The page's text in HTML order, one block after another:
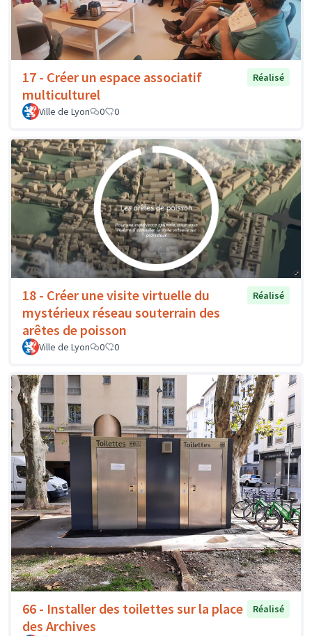
17 - Créer un espace associatif
multiculturel
Réalisé
Ville de Lyon 0 0
18 - Créer une visite virtuelle du
mystérieux réseau souterrain des
arêtes de poisson
Réalisé
Ville de Lyon 0 0
66 - Installer des toilettes sur la place
des Archives
Réalisé